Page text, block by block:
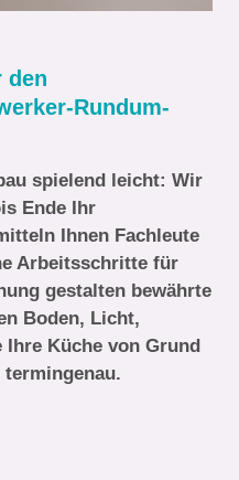
den
Rundum-
spielend leicht: Wir
Ende Ihr
Ihnen Fachleute
Arbeitsschritte für
gestalten bewährte
Boden, Licht,
Ihre Küche von Grund